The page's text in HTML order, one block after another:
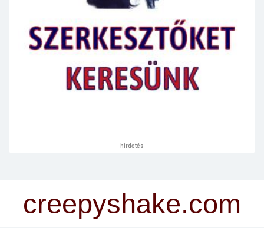
hirdetés
creepyshake.com